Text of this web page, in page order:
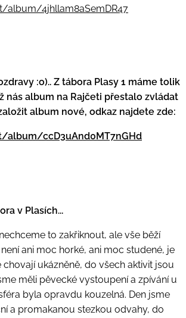
album/4jhllam8aSemDR47
:o).. Z tábora Plasy 1 máme tolik
nás album na Rajčeti přestalo zvládat
album nové, odkaz najdete zde:
ccD3uAnd0MT7nGHd
v Plasích...
to zakřiknout, ale vše běží
ani moc horké, ani moc studené, je
chovají ukázněně, do všech aktivit jsou
měli pěvecké vystoupení a zpívání u
byla opravdu kouzelná. Den jsme
a promakanou stezkou odvahy, do